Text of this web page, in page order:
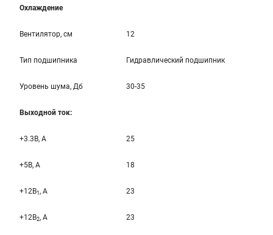
Охлаждение
Вентилятор, см 12
Тип подшипника Гидравлический подшипник
Уровень шума, Дб 30-35
Выходной ток:
+3.3B, А 25
+5B, А 18
+12B1 , A 23
+12B2, A 23